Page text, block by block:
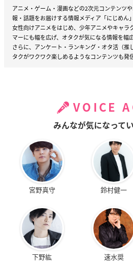
アニメ・ゲーム・漫画などの2次元コンテンツ
報・話題をお届けする情報メディア「にじめん」
女性向けアニメをはじめ、少年アニメやキャラ
マーにも幅を広げ、オタクが気になる情報を幅
さらに、アンケート・ランキング・オタ活（推
タクがワクワク楽しめるようなコンテンツも発
VOICE
みんなが気になって
宮野真守 鈴村健一
下野紘 速水奨